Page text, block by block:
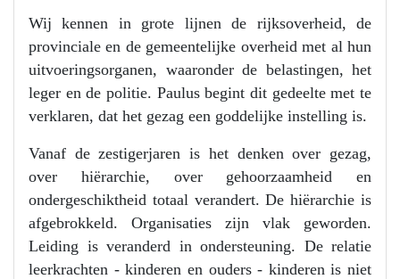
Wij kennen in grote lijnen de rijksoverheid, de
provinciale en de gemeentelijke overheid met al hun
uitvoeringsorganen, waaronder de belastingen, het
leger en de politie. Paulus begint dit gedeelte met te
verklaren, dat het gezag een goddelijke instelling is.
Vanaf de zestigerjaren is het denken over gezag,
over hiërarchie, over gehoorzaamheid en
ondergeschiktheid totaal verandert. De hiërarchie is
afgebrokkeld. Organisaties zijn vlak geworden.
Leiding is veranderd in ondersteuning. De relatie
leerkrachten - kinderen en ouders - kinderen is niet